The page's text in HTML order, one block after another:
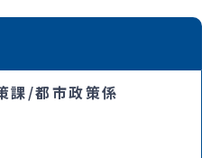
課/都市政策係